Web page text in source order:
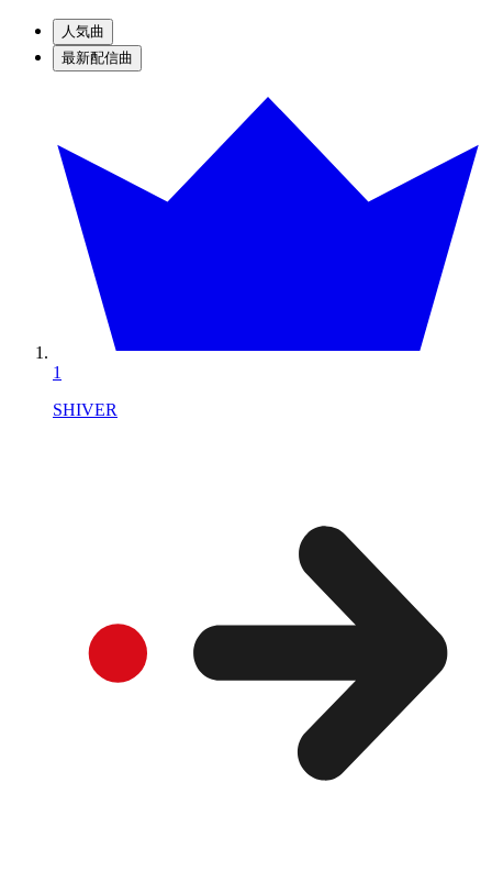
人気曲
最新配信曲
1
SHIVER